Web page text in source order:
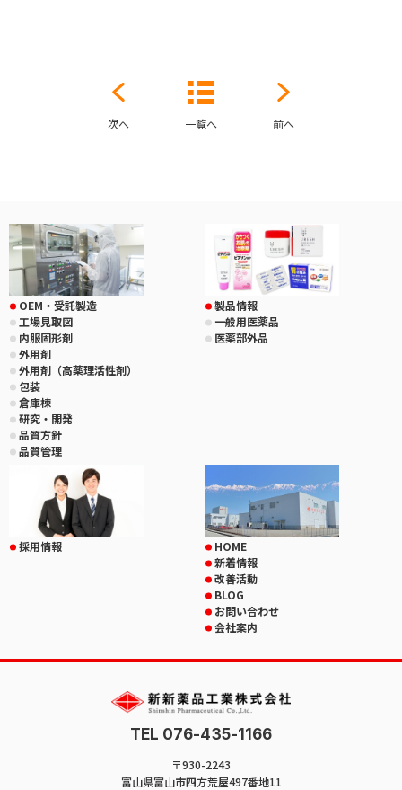
一覧へ
次へ 前へ
OEM・受託製造
工場見取図
内服固形剤
外用剤
外用剤（高薬理活性剤）
包装
倉庫棟
研究・開発
品質方針
品質管理
製品情報
一般用医薬品
医薬部外品
採用情報
HOME
新着情報
改善活動
BLOG
お問い合わせ
会社案内
TEL 076-435-1166
〒930-2243
富山県富山市四方荒屋497番地11